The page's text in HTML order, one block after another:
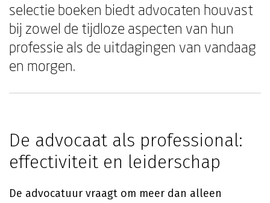
selectie boeken biedt advocaten houvast
bij zowel de tijdloze aspecten van hun
professie als de uitdagingen van vandaag
en morgen.
De advocaat als professional:
effectiviteit en leiderschap
De advocatuur vraagt om meer dan alleen